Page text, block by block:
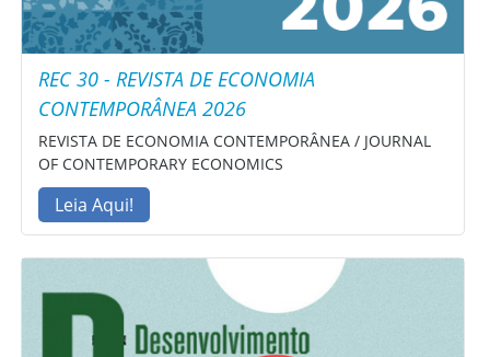
REC 30 - REVISTA DE ECONOMIA
CONTEMPORÂNEA 2026
REVISTA DE ECONOMIA CONTEMPORÂNEA / JOURNAL
OF CONTEMPORARY ECONOMICS
Leia Aqui!